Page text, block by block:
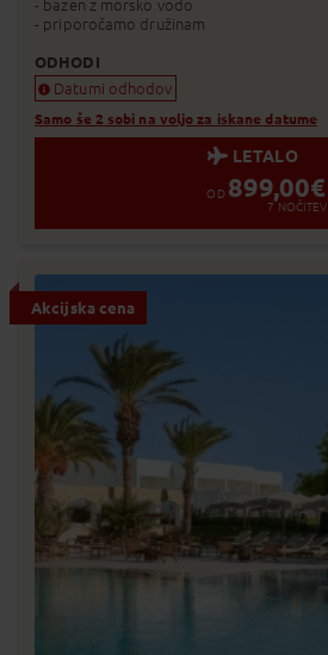
- bazen z morsko vodo
- priporočamo družinam
ODHODI
Datumi odhodov
Samo še 2 sobi na voljo za iskane datume
LETALO
OD 899,00€
7 NOČITEV
Akcijska cena